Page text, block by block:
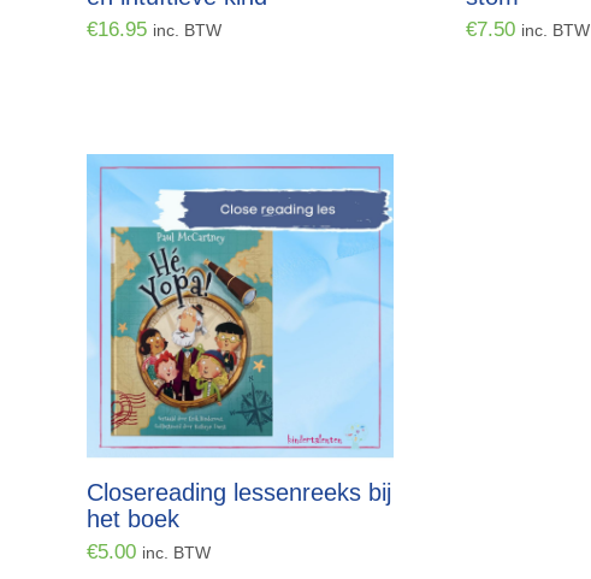
€16.95 inc. BTW €7.50 inc. BTW
Closereading lessenreeks bij
het boek
€5.00 inc. BTW